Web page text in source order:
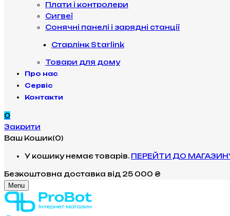
Плати і контролери
Сигвеї
Сонячні панелі і зарядні станції
Старлінк Starlink
Товари для дому
Про нас
Сервіс
Контакти
0
Закрити
Ваш Кошик(0)
У кошику немає товарів. ПЕРЕЙТИ ДО
Безкоштовна доставка від 25 000 ₴
Menu